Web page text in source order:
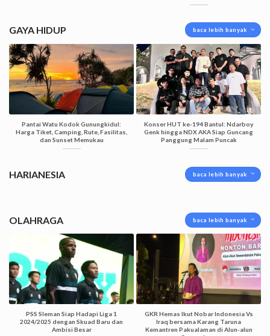
GAYA HIDUP baca lebih banyak
Pantai Watu Kodok Gunungkidul:
Harga Tiket, Camping, Rute, Fasilitas,
dan Sunset Memukau
Konser HUT ke-194 Bantul: Ndarboy
Genk hingga NDX AKA Siap Guncang
Panggung Malam Puncak
HARIANESIA baca lebih banyak
OLAHRAGA baca lebih banyak
PSS Sleman Siap Hadapi Liga 1
2024/2025 dengan Skuad Baru dan
Ambisi Besar
GKR Hemas Ikut Nobar Indonesia Vs
Iraq bersama Karang Taruna
Kemantren Pakualaman di Alun-alun